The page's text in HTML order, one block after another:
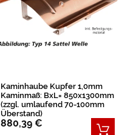
Kaminhaube Kupfer 1,0mm
Kaminmaß: BxL= 850x1300mm
(zzgl. umlaufend 70-100mm
Überstand)
880,39 €